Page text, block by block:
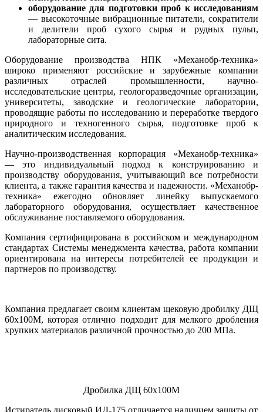
оборудование для подготовки проб к исследованиям
— высокоточные вибрационные питатели, сократители
и делители проб сухого сырья и рудных пульп,
лабораторные сита.
Оборудование производства НПК «Механобр-техника»
широко применяют российские и зарубежные компании
различных отраслей промышленности, научно-
исследовательские центры, геологоразведочные организации,
университеты, заводские и геологические лаборатории,
проводящие работы по исследованию и переработке твердого
природного и техногенного сырья, подготовке проб к
аналитическим исследования.
Научно-производственная корпорация «Механобр-техника»
— это индивидуальный подход к конструированию и
производству оборудования, учитывающий все потребности
клиента, а также гарантия качества и надежности. «Механобр-
техника» ежегодно обновляет линейку выпускаемого
лабораторного оборудования, осуществляет качественное
обслуживание поставляемого оборудования.
Компания сертифицирована в российском и международном
стандартах Системы менеджмента качества, работа компании
ориентирована на интересы потребителей ее продукции и
партнеров по производству.
Компания предлагает своим клиентам щековую дробилку ДЩ
60х100М, которая отлично подходит для мелкого дробления
хрупких материалов различной прочностью до 200 МПа.
Дробилка ДЩ 60х100М